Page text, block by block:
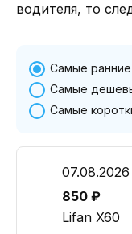
водителя, то
Самые
Самые
Самые
07.08.2026
850 ₽
Lifan X60